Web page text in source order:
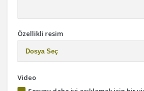
Özellikli resim
Dosya Seç
Video